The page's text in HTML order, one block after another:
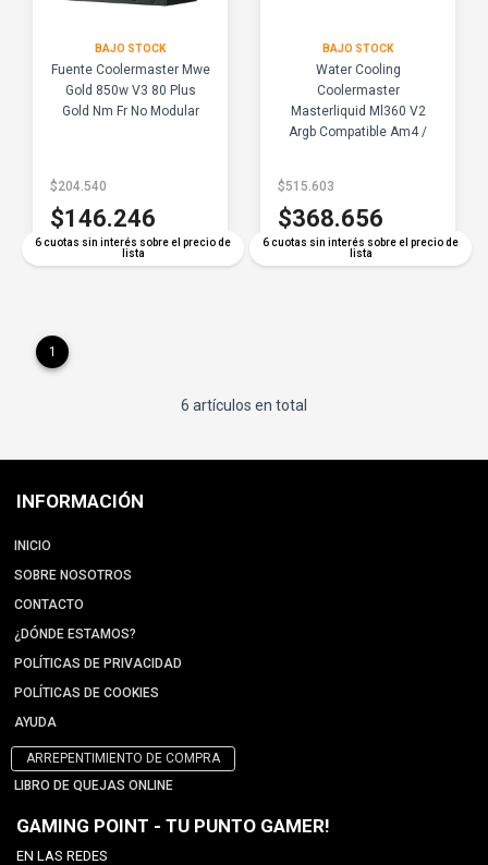
BAJO STOCK
Fuente Coolermaster Mwe
Gold 850w V3 80 Plus
Gold Nm Fr No Modular
6 cuotas sin interés sobre el precio de
lista
$204.540
$146.246
BAJO STOCK
Water Cooling
Coolermaster
Masterliquid Ml360 V2
Argb Compatible Am4 /
6 cuotas sin interés sobre el precio de
lista
$515.603
$368.656
1
6 artículos en total
INFORMACIÓN
INICIO
SOBRE NOSOTROS
CONTACTO
¿DÓNDE ESTAMOS?
POLÍTICAS DE PRIVACIDAD
POLÍTICAS DE COOKIES
AYUDA
ARREPENTIMIENTO DE COMPRA
LIBRO DE QUEJAS ONLINE
GAMING POINT - TU PUNTO GAMER!
EN LAS REDES